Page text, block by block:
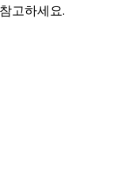
고하세요.